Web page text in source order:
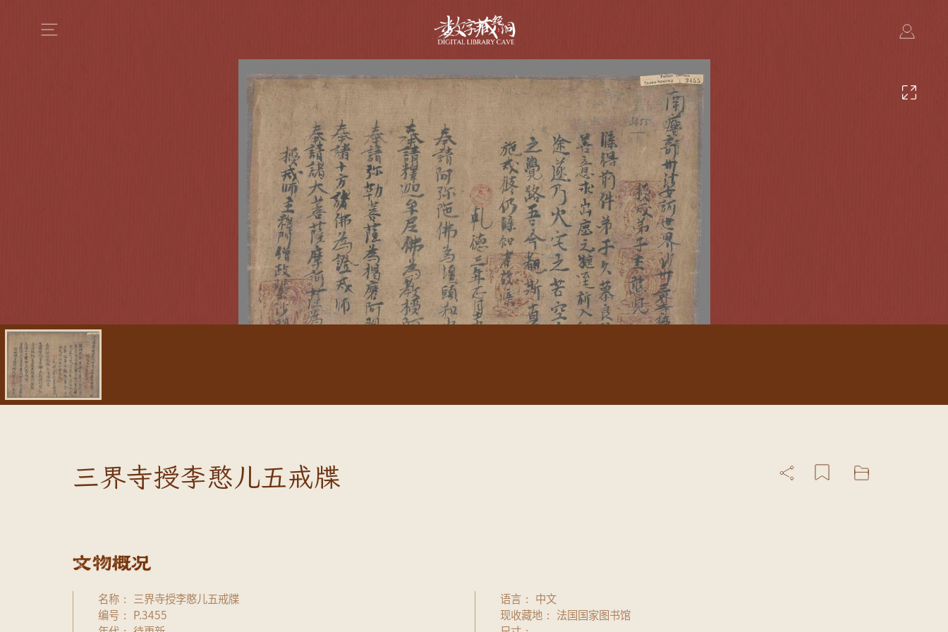
三界寺授李憨儿五戒牒
名称
三界寺授李憨儿五戒牒
编号
P.3455
语言
中文
现收藏地
法国国家图书馆